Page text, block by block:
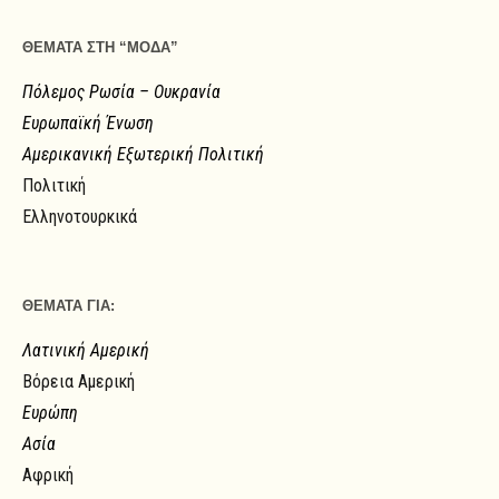
ΘΕΜΑΤΑ ΣΤΗ “ΜΟΔΑ”
Πόλεμος Ρωσία – Ουκρανία
Ευρωπαϊκή Ένωση
Αμερικανική Εξωτερική Πολιτική
Πολιτική
Ελληνοτουρκικά
ΘΕΜΑΤΑ ΓΙΑ:
Λατινική Αμερική
Βόρεια Αμερική
Ευρώπη
Ασία
Αφρική